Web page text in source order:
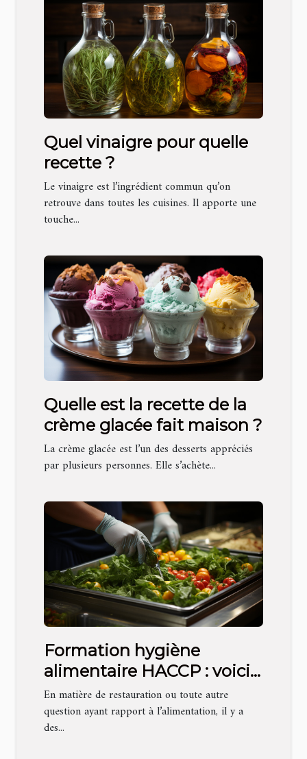
Quel vinaigre pour quelle
recette ?
Le vinaigre est l’ingrédient commun qu’on
retrouve dans toutes les cuisines. Il apporte une
touche...
Quelle est la recette de la
crème glacée fait maison ?
La crème glacée est l’un des desserts appréciés
par plusieurs personnes. Elle s’achète...
Formation hygiène
alimentaire HACCP : voici
les informations
essentielles que vous
devez avoir à propos
En matière de restauration ou toute autre
question ayant rapport à l’alimentation, il y a
des...